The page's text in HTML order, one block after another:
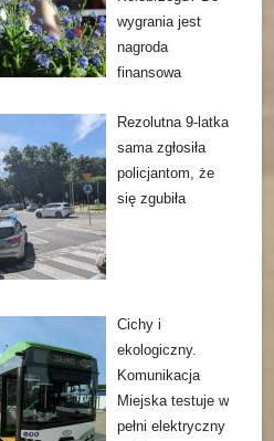
wygrania jest
nagroda
finansowa
Rezolutna 9-latka
sama zgłosiła
policjantom, że
się zgubiła
Cichy i
ekologiczny.
Komunikacja
Miejska testuje w
pełni elektryczny